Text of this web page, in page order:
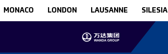
MONACO LONDON LAUSANNE SILESIA